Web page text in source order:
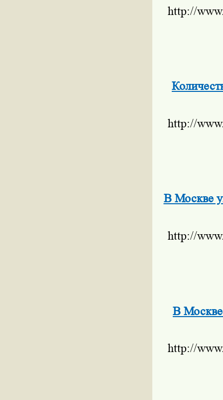
http://
http://
В Москве
http://
В Москве
http://